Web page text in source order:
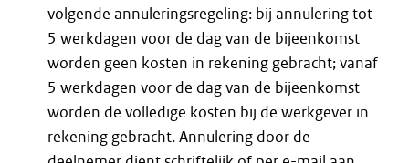
volgende annuleringsregeling: bij annulering tot
5 werkdagen voor de dag van de bijeenkomst
worden geen kosten in rekening gebracht; vanaf
5 werkdagen voor de dag van de bijeenkomst
worden de volledige kosten bij de werkgever in
rekening gebracht. Annulering door de